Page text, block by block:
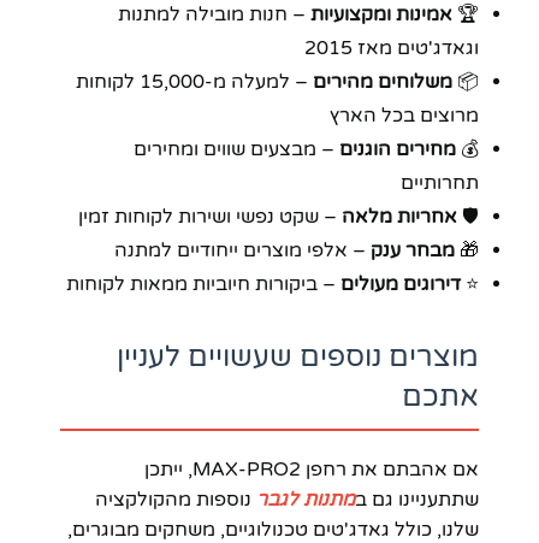
🏆 אמינות ומקצועיות – חנות מובילה למתנות
וגאדג'טים מאז 2015
📦 משלוחים מהירים
– למעלה מ-15,000 לקוחות
מרוצים בכל הארץ
💰 מחירים הוגנים – מבצעים שווים ומחירים
תחרותיים
🛡️ אחריות מלאה – שקט נפשי ושירות לקוחות זמין
🎁 מבחר ענק – אלפי מוצרים ייחודיים למתנה
⭐דירוגים מעולים – ביקורות חיוביות ממאות לקוחות
מוצרים נוספים שעשויים לעניין
אתכם
אם אהבתם את רחפן MAX-PRO2, ייתכן
שתתעניינו גם במתנות לגבר נוספות מהקולקציה
שלנו, כולל גאדג'טים טכנולוגיים, משחקים מבוגרים,